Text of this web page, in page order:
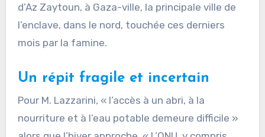
d’Az Zaytoun, à Gaza-ville, la principale ville de
l’enclave, dans le nord, touchée ces derniers
mois par la famine.
Un répit fragile et incertain
Pour M. Lazzarini, « l’accès à un abri, à la
nourriture et à l’eau potable demeure difficile »